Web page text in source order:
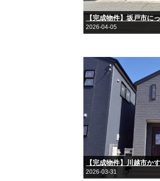
2026-04-05
2026-03-31